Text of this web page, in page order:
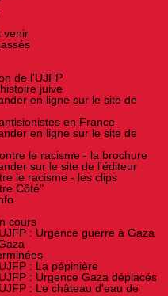
venir
de l'UJFP
juive
en ligne sur le site de
en France
en ligne sur le site de
le racisme - la brochure
sur le site de l'éditeur
le racisme - les clips
Côté"
cours
: Urgence guerre à Gaza
: La pépinière
: Urgence Gaza déplacés
: Le château d'eau de